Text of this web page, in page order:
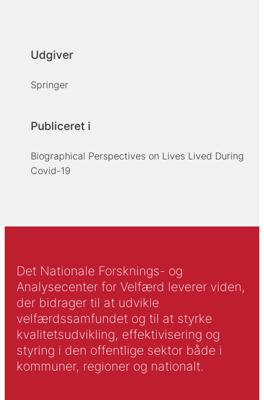
Udgiver
Springer
Publiceret i
Biographical Perspectives on Lives Lived During
Covid-19
Det Nationale Forsknings- og
Analysecenter for Velfærd leverer viden,
der bidrager til at udvikle
velfærdssamfundet og til at styrke
kvalitetsudvikling, effektivisering og
styring i den offentlige sektor både i
kommuner, regioner og nationalt.